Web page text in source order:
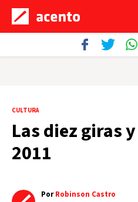
CULTURA
Las diez giras
2011
PorRobinson Castro